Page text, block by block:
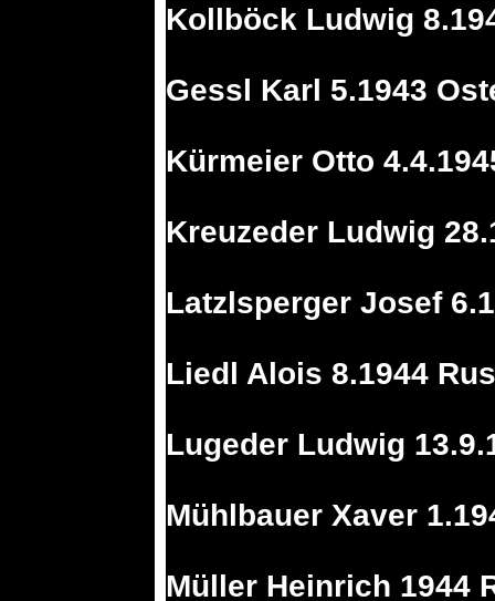
Kollböck Ludwig
Gessl Karl 5.1943
Kürmeier Otto
Kreuzeder Ludwig
Latzlsperger Josef
Liedl Alois 8.1944
Lugeder Ludwig
Mühlbauer Xaver
Müller Heinrich 1944